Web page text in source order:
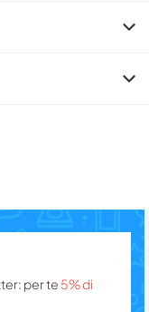
per te 5% di